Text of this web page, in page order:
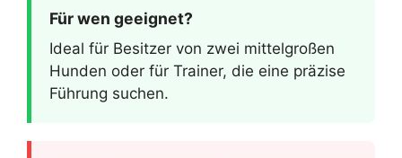
Für wen geeignet?
Ideal für Besitzer von zwei mittelgroßen
Hunden oder für Trainer, die eine präzise
Führung suchen.